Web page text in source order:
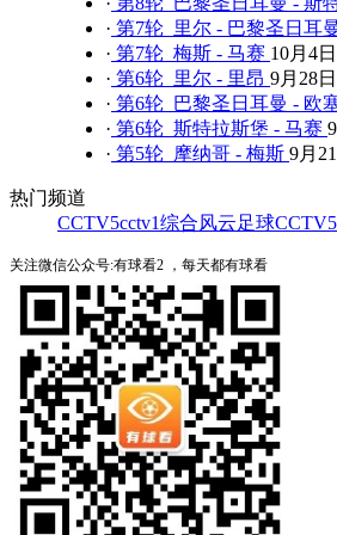
· 第7轮 里尔 - 巴黎圣日耳
· 第7轮 梅斯 - 马赛 10月4日
· 第6轮 里尔 - 里昂 9月28日
· 第6轮 巴黎圣日耳曼 - 欧
· 第6轮 斯特拉斯堡 - 马赛
· 第5轮 摩纳哥 - 梅斯 9月
热门频道
CCTV5cctv1综合风云足球
关注微信公众号:有球看2 ，每天都有球看